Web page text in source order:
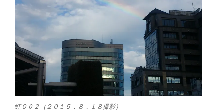
虹００２（２０１５．８．１８撮影）